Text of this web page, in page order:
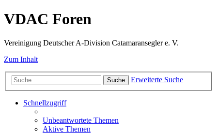
VDAC Foren
Vereinigung Deutscher A-Division Catamaransegler e. V.
Zum Inhalt
Suche Erweiterte Suche
Schnellzugriff
Unbeantwortete Themen
Aktive Themen